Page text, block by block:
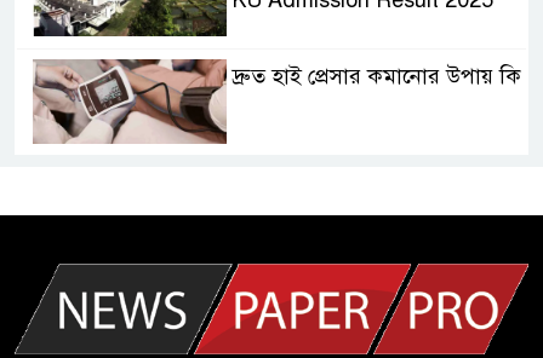
দ্রুত হাই প্রেসার কমানোর উপায় কি
| Today Dakhil Exam
খুবি সি ইউনিট ভর্তি পরীক্ষার প্রশ্ন
২০২৫ | KU C Unit Admission